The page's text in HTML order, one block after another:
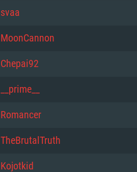
svaa
MoonCannon
Chepai92
__prime__
Romancer
TheBrutalTruth
Kojotkid